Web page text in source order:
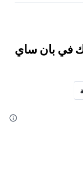
في بان ساي